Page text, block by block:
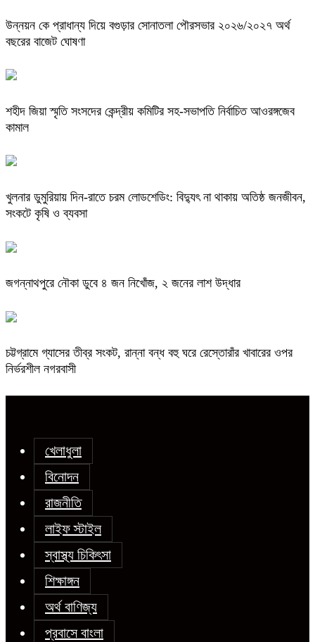
উন্নয়ন কে প্রাধান্য দিয়ে বগুড়ার সোনাতলা পৌরসভার ২০২৬/২০২৭ অর্থ
বছরের বাজেট ঘোষণা
শহীদ জিয়া স্মৃতি সংসদের কেন্দ্রীয় কমিটির সহ-সভাপতি নির্বাচিত আওরঙ্গজেব
কামাল
খুলনার ডুমুরিয়ায় দিন-রাতে চরম লোডশেডিং: বিদ্যুৎ না থাকায় অতিষ্ঠ জনজীবন,
সংকটে কৃষি ও ব্যবসা
জগন্নাথপুরে নৌকা ডুবে ৪ জন নিখোঁজ, ২ জনের লাশ উদ্ধার
চট্টগ্রামে গ্যাসের তীব্র সংকট, রান্না বন্ধ বহু ঘরে রেস্তোরাঁর খাবারের ওপর
নির্ভরশীল নগরবাসী
খেলাধুলা
বিনোদন
রাজনীতি
লাইফ স্টাইল
স্বাস্থ্য চিকিৎসা
শিক্ষাঙ্গন
অর্থ বাণিজ্য
প্রবাসে বাংলা